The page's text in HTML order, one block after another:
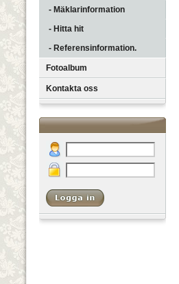
- Mäklarinformation
- Hitta hit
- Referensinformation.
Fotoalbum
Kontakta oss